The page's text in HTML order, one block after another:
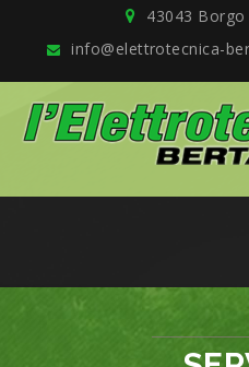
43043 Borgo
info@elettrotecnica-